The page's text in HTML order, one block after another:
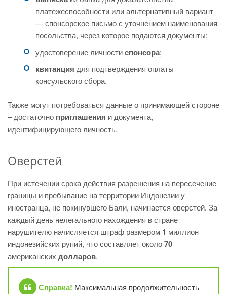
платежеспособности или альтернативный вариант
— спонсорское письмо с уточнением наименования
посольства, через которое подаются документы;
удостоверение личностиспонсора;
квитанция для подтверждения оплаты
консульского сбора.
Также могут потребоваться данные о принимающей стороне
– достаточно приглашения и документа,
идентифицирующего личность.
Оверстей
При истечении срока действия разрешения на пересечение
границы и пребывание на территории Индонезии у
иностранца, не покинувшего Бали, начинается оверстей. За
каждый день нелегального нахождения в стране
нарушителю начисляется штраф размером 1 миллион
индонезийских рупий, что составляет около70
американских долларов.
Справка! Максимальная продолжительность